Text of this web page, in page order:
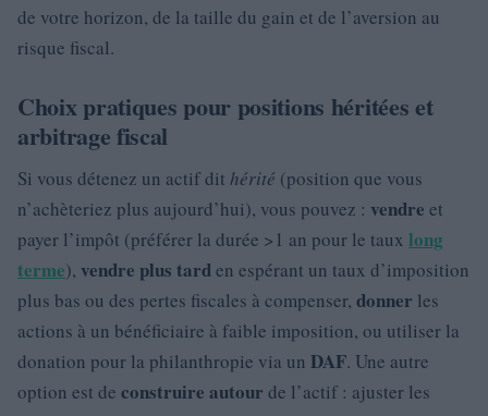
de votre horizon, de la taille du gain et de l’aversion au
risque fiscal.
Choix pratiques pour positions héritées et
arbitrage fiscal
Si vous détenez un actif dit hérité (position que vous
n’achèteriez plus aujourd’hui), vous pouvez : vendre et
payer l’impôt (préférer la durée >1 an pour le taux long
terme), vendre plus tarden espérant un taux d’imposition
plus bas ou des pertes fiscales à compenser, donner les
actions à un bénéficiaire à faible imposition, ou utiliser la
donation pour la philanthropie via un DAF. Une autre
option est de construire autour de l’actif : ajuster les